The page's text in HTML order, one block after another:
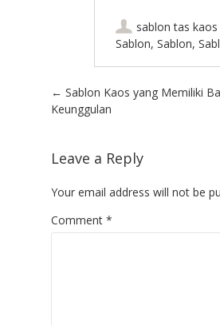
sablon tas kaos
Sablon, Sablon,
Post navigation
← Sablon Kaos yang Memiliki
Keunggulan
Leave a Reply
Your email address will not be
Comment *